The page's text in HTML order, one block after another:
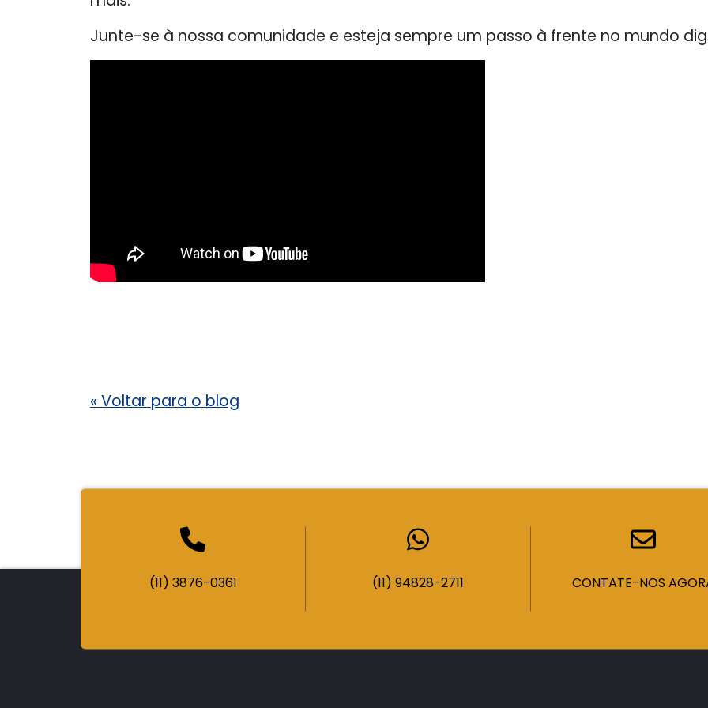
Junte-se à nossa comunidade e esteja sempre um passo à frente no mundo
« Voltar para o blog
(11) 3876-0361 (11) 94828-2711 CONTATE-NOS